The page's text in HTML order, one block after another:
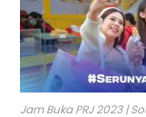
Jam Buka PRJ 2023 |